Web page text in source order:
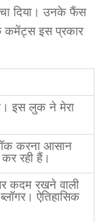
दिया। उनके फैंस
कमेंट्स इस प्रकार
इस लुक ने मेरा
करना आसान
रही हैं।
कदम रखने वाली
ऐतिहासिक